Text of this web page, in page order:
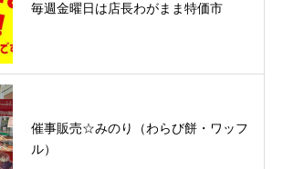
毎週金曜日は店長わがまま特価市
催事販売☆みのり（わらび餅・ワッフ
ル）